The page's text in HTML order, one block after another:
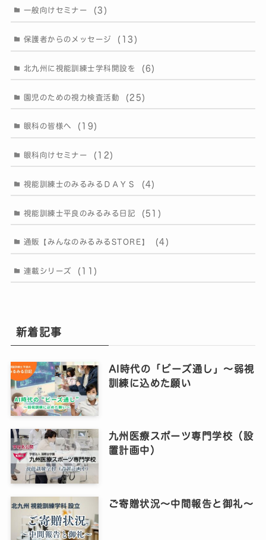
一般向けセミナー (3)
保護者からのメッセージ (13)
北九州に視能訓練士学科開設を (6)
園児のための視力検査活動 (25)
眼科の皆様へ (19)
眼科向けセミナー (12)
視能訓練士のみるみるＤＡＹＳ (4)
視能訓練士平良のみるみる日記 (51)
通販【みんなのみるみるSTORE】 (4)
連載シリーズ (11)
新着記事
AI時代の「ビーズ通し」〜弱視
訓練に込めた願い
九州医療スポーツ専門学校（設
置計画中）
ご寄贈状況～中間報告と御礼～